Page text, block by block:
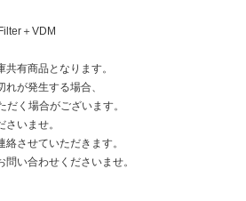
＋VDM
有商品となります。
が発生する場合、
く場合がございます。
いませ。
絡させていただきます。
い合わせくださいませ。